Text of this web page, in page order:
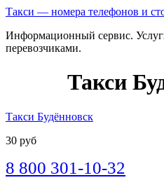
Такси — номера телефонов и
Информационный сервис.
перевозчиками.
Такси
Такси Будённовск
30 руб
8 800 301-10-32